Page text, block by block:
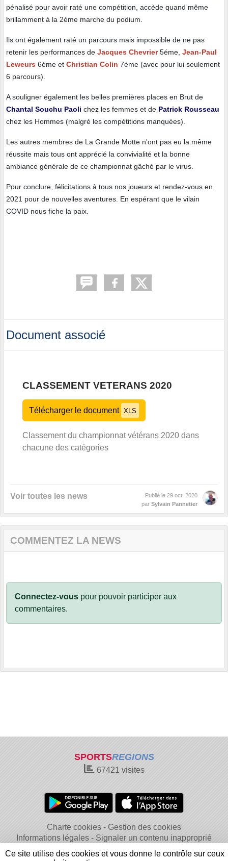
pénalisé pour avoir raté une compétition, accède quand même
brillamment à la 2éme marche du podium.
Ils ont également raté un parcours mais impossible de ne pas
retenir les performances de Jacques Chevrier5éme, Jean-Paul
Leweurs 6éme et Christian Colin 7éme (avec pour lui seulement
6 parcours).
A souligner également les belles premières places en Brut de
Chantal Souchu Paoli chez les femmes et de Patrick Rousseau
chez les Hommes (malgré les compétitions manquées).
Les autres membres de La Grande Motte n'ont pas eu la même
réussite mais tous ont apprécié la convivialité et la bonne
ambiance générale de ce championnat gâché par le virus.
Pour conclure, félicitations à tous nos joueurs et rendez-vous en
2021 pour de nouvelles aventures. En espérant que le vilain
COVID nous fiche la paix.
Document associé
CLASSEMENT VETERANS 2020
Télécharger le document XLS
Classement du championnat vétérans 2020 dans
chacune des catégories
Voir toutes les news Publié le 29 oct. 2020
par Sylvain Pannetier
COMMENTEZ LA NEWS
Connectez-vous pour pouvoir participer aux
commentaires.
SPORTSREGIONS
67421 visites
Charte cookies
Gestion des cookies
Informations légales
Signaler un contenu inapproprié
Ce site utilise des cookies et vous donne le contrôle sur ceux